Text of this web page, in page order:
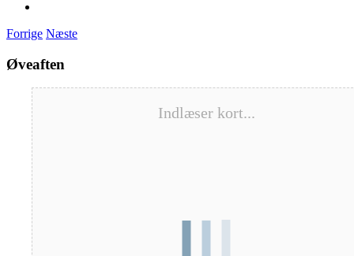
Forrige Næste
Øveaften
Indlæser kort...